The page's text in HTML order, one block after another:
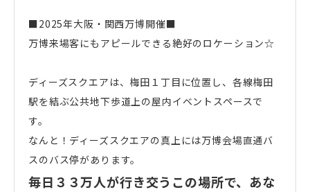
■2025年大阪・関西万博開催■
万博来場客にもアピールできる絶好のロケーション☆
ディーズスクエアは、梅田１丁目に位置し、各線梅田
駅を結ぶ公共地下歩道上の屋内イベントスペースで
す。
なんと！ディーズスクエアの真上には万博会場直通バ
スのバス停があります。
毎日３３万人が行き交うこの場所で、あな